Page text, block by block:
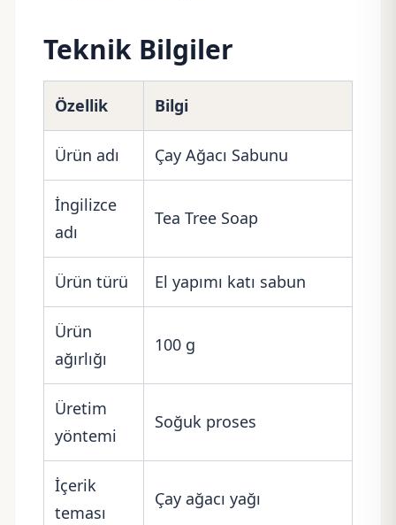
Teknik Bilgiler
Özellik Bilgi
Ürün adı Çay Ağacı Sabunu
İngilizce
adı
Tea Tree Soap
Ürün türü El yapımı katı sabun
Ürün
ağırlığı
100 g
Üretim
yöntemi
Soğuk proses
İçerik
teması
Çay ağacı yağı